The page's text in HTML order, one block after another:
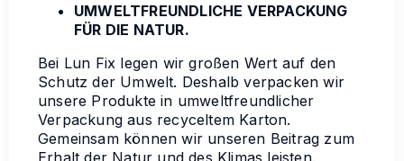
UMWELTFREUNDLICHE VERPACKUNG
FÜR DIE NATUR.
Bei Lun Fix legen wir großen Wert auf den
Schutz der Umwelt. Deshalb verpacken wir
unsere Produkte in umweltfreundlicher
Verpackung aus recyceltem Karton.
Gemeinsam können wir unseren Beitrag zum
Erhalt der Natur und des Klimas leisten.